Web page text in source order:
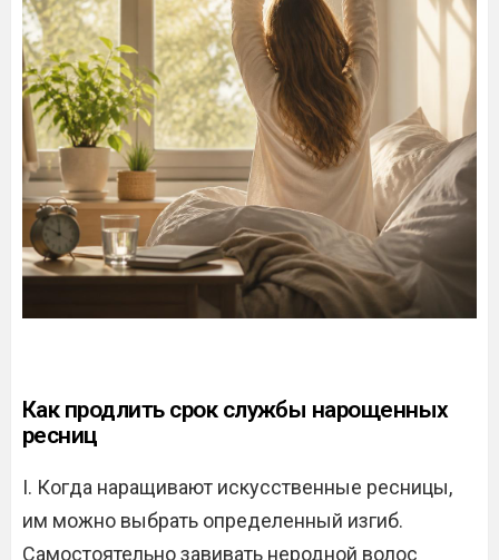
Как продлить срок службы нарощенных
ресниц
I. Когда наращивают искусственные ресницы,
им можно выбрать определенный изгиб.
Самостоятельно завивать неродной волос